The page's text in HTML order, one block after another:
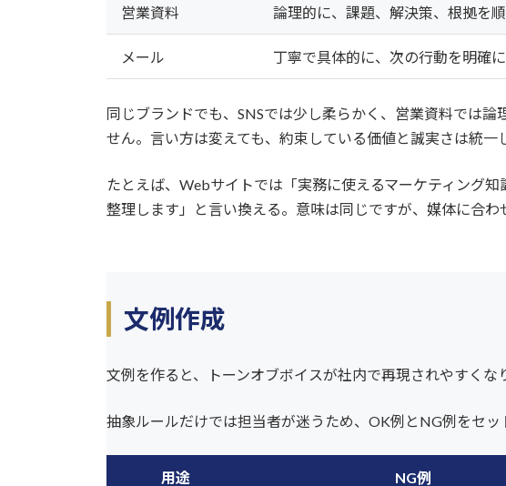
営業資料 論理的に、課題、解決策、根拠を
メール 丁寧で具体的に、次の行動を明確
同じブランドでも、SNSでは少し柔らかく、営業資料では
せん。言い方は変えても、約束している価値と誠実さは統一
たとえば、Webサイトでは「実務に使えるマーケティング
整理します」と言い換える。意味は同じですが、媒体に合わ
文例作成
文例を作ると、トーンオブボイスが社内で再現されやすくな
抽象ルールだけでは担当者が迷うため、OK例とNG例をセッ
用途 NG例